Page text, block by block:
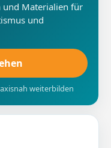
und Materialien für
und
weiterbilden